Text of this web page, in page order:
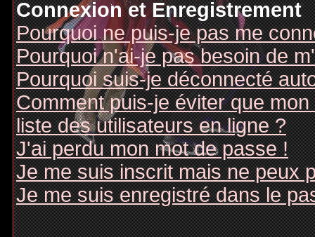
Connexion et Enregistrement
Pourquoi ne puis-je pas me
Pourquoi n'ai-je pas besoin de
Pourquoi suis-je déconnecté
Comment puis-je éviter que
liste des utilisateurs en ligne ?
J'ai perdu mon mot de passe !
Je me suis inscrit mais ne peux
Je me suis enregistré dans le